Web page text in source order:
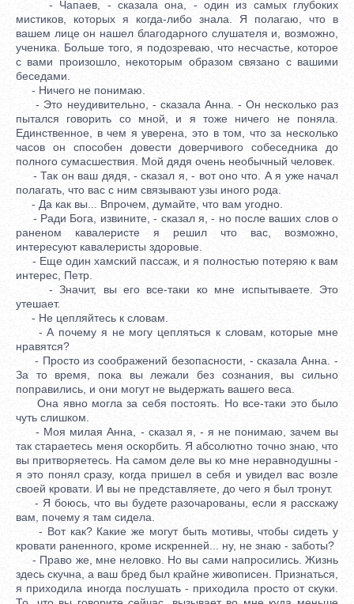
- Чапаев, - сказала она, - один из самых глубоких
мистиков, которых я когда-либо знала. Я полагаю, что в
вашем лице он нашел благодарного слушателя и, возможно,
ученика. Больше того, я подозреваю, что несчастье, которое
с вами произошло, некоторым образом связано с вашими
беседами.
- Ничего не понимаю.
- Это неудивительно, - сказала Анна. - Он несколько раз
пытался говорить со мной, и я тоже ничего не поняла.
Единственное, в чем я уверена, это в том, что за несколько
часов он способен довести доверчивого собеседника до
полного сумасшествия. Мой дядя очень необычный человек.
- Так он ваш дядя, - сказал я, - вот оно что. А я уже начал
полагать, что вас с ним связывают узы иного рода.
- Да как вы... Впрочем, думайте, что вам угодно.
- Ради Бога, извините, - сказал я, - но после ваших слов о
раненом кавалеристе я решил что вас, возможно,
интересуют кавалеристы здоровые.
- Еще один хамский пассаж, и я полностью потеряю к вам
интерес, Петр.
- Значит, вы его все-таки ко мне испытываете. Это
утешает.
- Не цепляйтесь к словам.
- А почему я не могу цепляться к словам, которые мне
нравятся?
- Просто из соображений безопасности, - сказала Анна. -
За то время, пока вы лежали без сознания, вы сильно
поправились, и они могут не выдержать вашего веса.
Она явно могла за себя постоять. Но все-таки это было
чуть слишком.
- Моя милая Анна, - сказал я, - я не понимаю, зачем вы
так стараетесь меня оскорбить. Я абсолютно точно знаю, что
вы притворяетесь. На самом деле вы ко мне неравнодушны -
я это понял сразу, когда пришел в себя и увидел вас возле
своей кровати. И вы не представляете, до чего я был тронут.
- Я боюсь, что вы будете разочарованы, если я расскажу
вам, почему я там сидела.
- Вот как? Какие же могут быть мотивы, чтобы сидеть у
кровати раненного, кроме искренней... ну, не знаю - заботы?
- Право же, мне неловко. Но вы сами напросились. Жизнь
здесь скучна, а ваш бред был крайне живописен. Признаться,
я приходила иногда послушать - приходила просто от скуки.